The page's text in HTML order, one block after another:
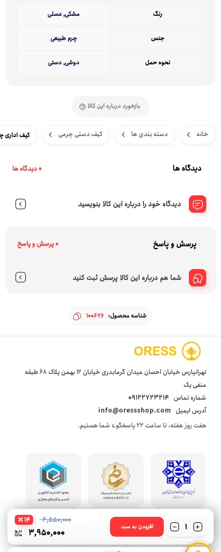
تعداد
افزودن به سبد
4,550,000
3,950,000
14
رنگ مشکی, عسلی
جنس چرم طبیعی
نحوه حمل دوشی, دستی
بازخورد درباره این کالا
خانه دسته بندی ها کیف دستی چرمی کیف اداری
دیدگاه ها 0 دیدگاه ها
دیدگاه خود را درباره این کالا بنویسید
پرسش و پاسخ 0 پرسش و پاسخ
شما هم درباره این کالا پرسش ثبت کنید
شناسه محصول: 100676
تهرانپارس خیابان احسان میدان گرمابدری خیابان 12 بهمن پلاک 68 طبقه
منفی یک
شماره تماس 09122723214
آدرس ایمیل info@oressshop.com
هفت روز هفته، تا ساعت 22 پاسخگوی شما هستیم.